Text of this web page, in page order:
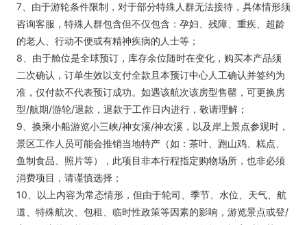
7、由于游轮条件限制，对于部分特殊人群无法接待，具体情形须
咨询客服，特殊人群包含但不仅包含：孕妇、残障、重疾、超龄
的老人、行动不便或有精神疾病的人士等；
8、由于舱位是全球预订，库存余位随时在变化，购买本产品须
二次确认，订单生效以支付全款且本预订中心人工确认并签约为
准，仅付款不代表预订成功。如遇该航次该房型售罄，可更换房
型/航期/游轮/退款，退款于工作日内进行，敬请理解；
9、换乘小船游览小三峡/神女溪/神农溪，以及岸上景点参观时，
景区工作人员可能会推销当地特产（如：茶叶、跑山鸡、糕点、
鱼制食品、照片等），此项目非本行程指定购物场所，也非必须
消费项目，请谨慎选择；
10、以上内容为常态情形，但由于轮司、季节、水位、天气、航
道、特殊航次、包租、临时性政策等因素的影响，游览景点或登/